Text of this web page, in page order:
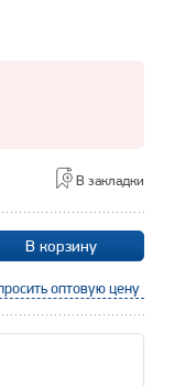
В закладки
В корзину
оптовую цену